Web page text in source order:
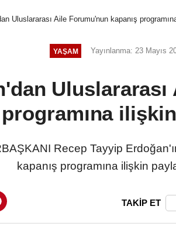
Uluslararası Aile Forumu'nun kapanış
YAŞAM Yayınlanma: 23 Mayıs
programına
Recep Tayyip
kapanış programına ilişkin
TAKİP ET